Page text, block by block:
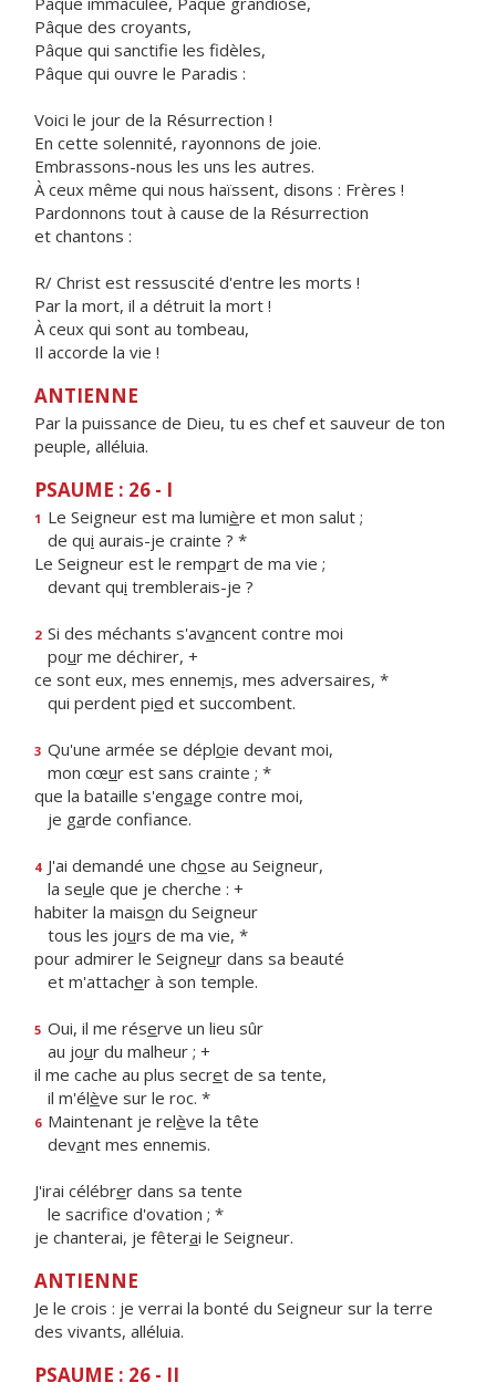
Pâque des croyants,
Pâque qui sanctifie les fidèles,
Pâque qui ouvre le Paradis :
Voici le jour de la Résurrection !
En cette solennité, rayonnons de joie.
Embrassons-nous les uns les autres.
À ceux même qui nous haïssent, disons : Frères !
Pardonnons tout à cause de la Résurrection
et chantons :
R/ Christ est ressuscité d'entre les morts !
Par la mort, il a détruit la mort !
À ceux qui sont au tombeau,
Il accorde la vie !
ANTIENNE
Par la puissance de Dieu, tu es chef et sauveur de ton
peuple, alléluia.
PSAUME : 26 - I
1 Le Seigneur est ma lumière et mon salut ;
de qui aurais-je crainte ? *
Le Seigneur est le rempart de ma vie ;
devant qui tremblerais-je ?
2 Si des méchants s'avancent contre moi
pour me déchirer, +
ce sont eux, mes ennemis, mes adversaires, *
qui perdent pied et succombent.
3 Qu'une armée se déploie devant moi,
mon cœur est sans crainte ; *
que la bataille s'engage contre moi,
je garde confiance.
4 J'ai demandé une chose au Seigneur,
la seule que je cherche : +
habiter la maison du Seigneur
tous les jours de ma vie, *
pour admirer le Seigneur dans sa beauté
et m'attacher à son temple.
5 Oui, il me réserve un lieu sûr
au jour du malheur ; +
il me cache au plus secret de sa tente,
il m'élève sur le roc. *
6 Maintenant je relève la tête
devant mes ennemis.
J'irai célébrer dans sa tente
le sacrifce d'ovation ; *
je chanterai, je fêterai le Seigneur.
ANTIENNE
Je le crois : je verrai la bonté du Seigneur sur la terre
des vivants, alléluia.
PSAUME : 26 - II